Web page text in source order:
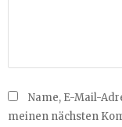
Name, E-Mail-
meinen nächsten